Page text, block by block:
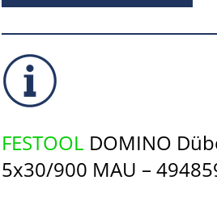
FESTOOL DOMINO
5x30/900 MAU –